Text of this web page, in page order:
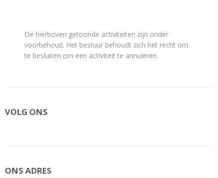
De hierboven getoonde activiteiten zijn onder
voorbehoud. Het bestuur behoudt zich het recht om
te besluiten om een activiteit te annuleren.
VOLG ONS
ONS ADRES